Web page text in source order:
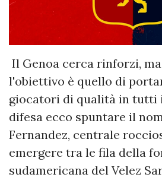
Il Genoa cerca rinforzi,
l'obiettivo è quello di
giocatori di qualità in tutti
difesa ecco spuntare il
Fernandez, centrale
emergere tra le fila della
sudamericana del Velez